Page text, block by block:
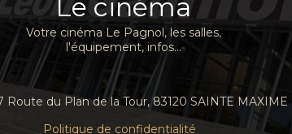
Le cinéma
Votre cinéma Le Pagnol, les salles,
l'équipement, infos...
du Plan de la Tour, 83120 SAINTE MAXIME |
Politique de confidentialité